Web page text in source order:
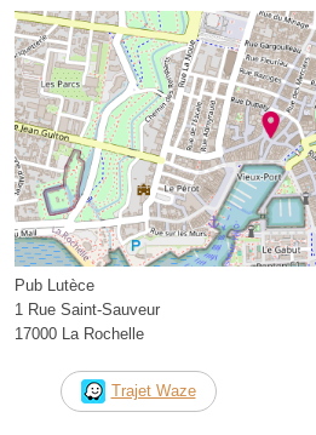
Pub Lutèce
1 Rue Saint-Sauveur
17000 La Rochelle
Trajet Waze